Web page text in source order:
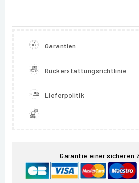
Garantien
Rückerstattungsrichtlinie
Lieferpolitik
Garantie einer sicheren